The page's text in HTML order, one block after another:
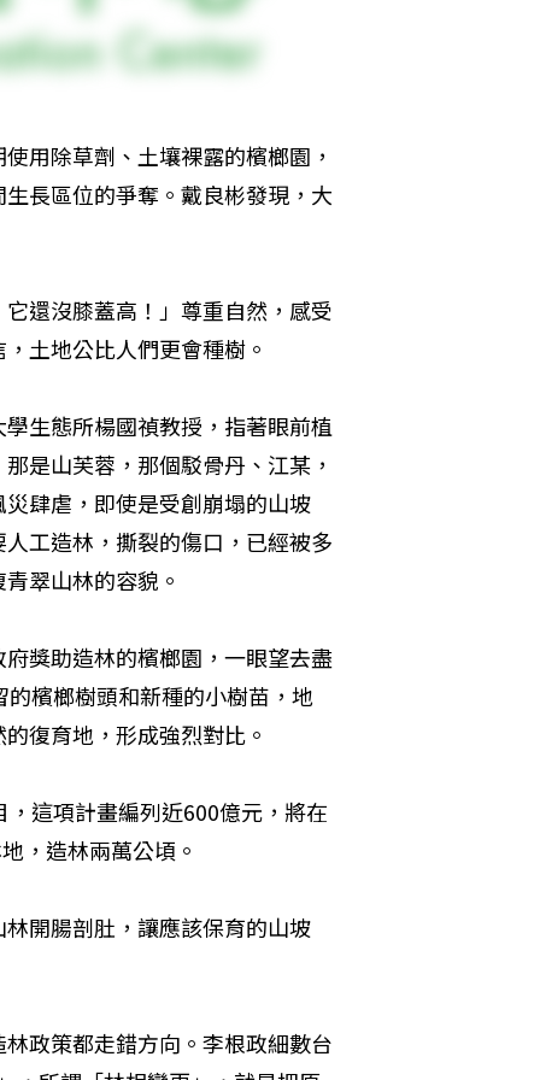
用除草劑、土壤裸露的檳榔園，
長區位的爭奪。戴良彬發現，大
還沒膝蓋高！」尊重自然，感受
土地公比人們更會種樹。
生態所楊國禎教授，指著眼前植
是山芙蓉，那個駁骨丹、江某，
肆虐，即使是受創崩塌的山坡
工造林，撕裂的傷口，已經被多
翠山林的容貌。
獎助造林的檳榔園，一眼望去盡
檳榔樹頭和新種的小樹苗，地
復育地，形成強烈對比。
這項計畫編列近600億元，將在
，造林兩萬公頃。
開腸剖肚，讓應該保育的山坡
政策都走錯方向。李根政細數台